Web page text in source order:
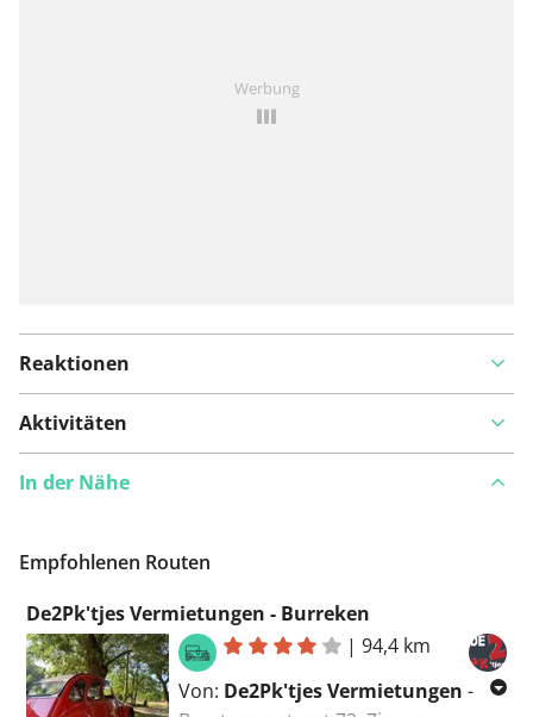
Werbung
Reaktionen
Aktivitäten
In der Nähe
Empfohlenen Routen
De2Pk'tjes Vermietungen - Burreken
|94,4 km
Von: De2Pk'tjes Vermietungen -